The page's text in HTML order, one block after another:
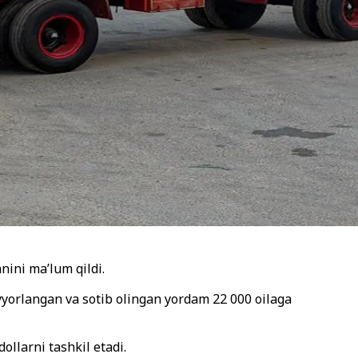
ma’lum qildi.
va sotib olingan yordam 22 000 oilaga
tashkil etadi.